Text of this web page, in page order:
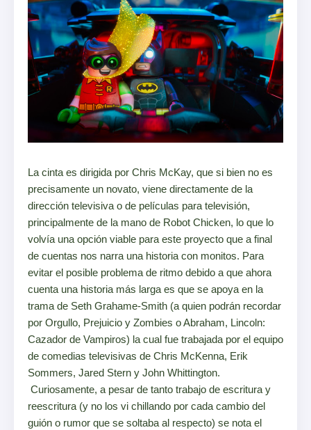
La cinta es dirigida por Chris McKay, que si bien no es
precisamente un novato, viene directamente de la
dirección televisiva o de películas para televisión,
principalmente de la mano de Robot Chicken, lo que lo
volvía una opción viable para este proyecto que a final
de cuentas nos narra una historia con monitos. Para
evitar el posible problema de ritmo debido a que ahora
cuenta una historia más larga es que se apoya en la
trama de Seth Grahame-Smith (a quien podrán recordar
por Orgullo, Prejuicio y Zombies o Abraham, Lincoln:
Cazador de Vampiros) la cual fue trabajada por el equipo
de comedias televisivas de Chris McKenna, Erik
Sommers, Jared Stern y John Whittington.
Curiosamente, a pesar de tanto trabajo de escritura y
reescritura (y no los vi chillando por cada cambio del
guión o rumor que se soltaba al respecto) se nota el